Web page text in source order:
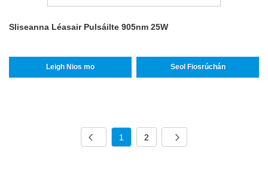
Sliseanna Léasair Pulsáilte 905nm 25W
Leigh Nios mo Seol Fiosrúchán
1 2